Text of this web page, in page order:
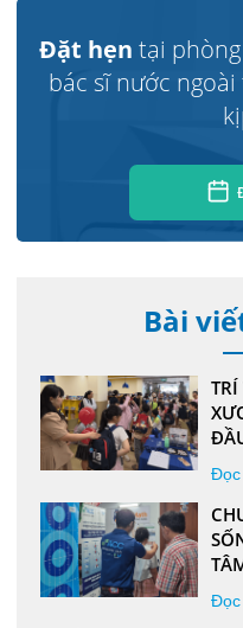
Đặt hẹn tại
bác sĩ nước
Bài
X
Đọc
Đọc